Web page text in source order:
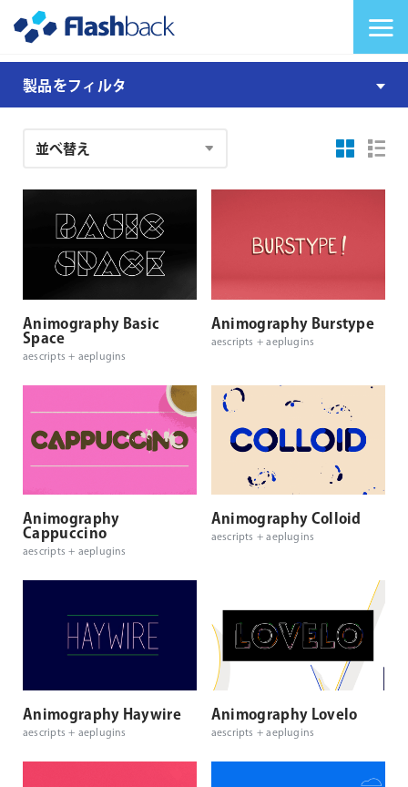
aescripts
animated
製品をフィルタ
文
Animography Basic
Space
aescripts + aeplugins
Animography Burstype
aescripts + aeplugins
Animography
Cappuccino
aescripts + aeplugins
Animography Colloid
aescripts + aeplugins
Animography Haywire
aescripts + aeplugins
Animography Lovelo
aescripts + aeplugins